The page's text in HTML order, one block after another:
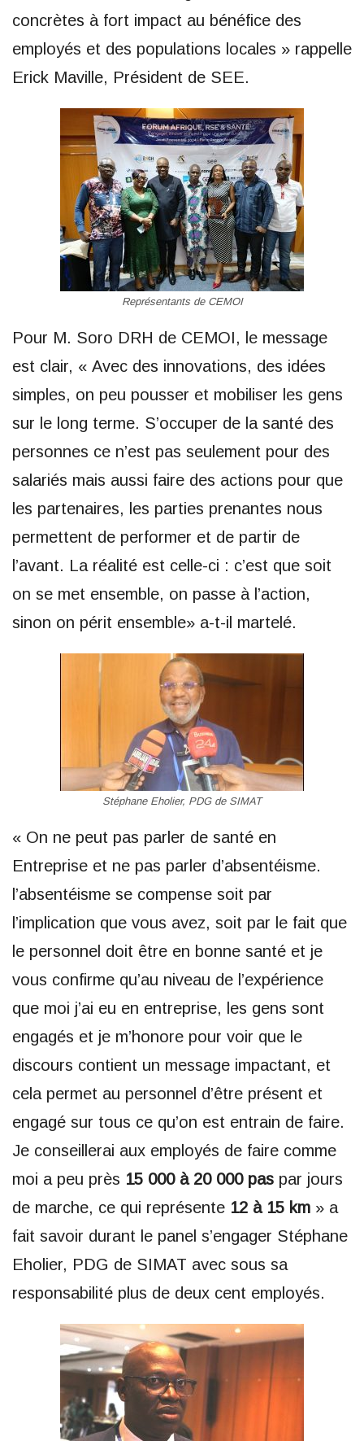
concrètes à fort impact au bénéfice des
employés et des populations locales » rappelle
Erick Maville, Président de SEE.
Représentants de CEMOI
Pour M. Soro DRH de CEMOI, le message
est clair, « Avec des innovations, des idées
simples, on peu pousser et mobiliser les gens
sur le long terme. S’occuper de la santé des
personnes ce n’est pas seulement pour des
salariés mais aussi faire des actions pour que
les partenaires, les parties prenantes nous
permettent de performer et de partir de
l’avant. La réalité est celle-ci : c’est que soit
on se met ensemble, on passe à l’action,
sinon on périt ensemble» a-t-il martelé.
Stéphane Eholier, PDG de SIMAT
« On ne peut pas parler de santé en
Entreprise et ne pas parler d’absentéisme.
l’absentéisme se compense soit par
l’implication que vous avez, soit par le fait que
le personnel doit être en bonne santé et je
vous confirme qu’au niveau de l’expérience
que moi j’ai eu en entreprise, les gens sont
engagés et je m’honore pour voir que le
discours contient un message impactant, et
cela permet au personnel d’être présent et
engagé sur tous ce qu’on est entrain de faire.
Je conseillerai aux employés de faire comme
moi a peu près 15 000 à 20 000 pas par jours
de marche, ce qui représente 12 à 15 km » a
fait savoir durant le panel s’engager Stéphane
Eholier, PDG de SIMAT avec sous sa
responsabilité plus de deux cent employés.